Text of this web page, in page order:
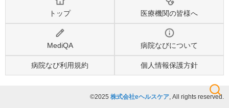
検索
トップ 医療機関の皆様へ
MediQA 病院なびについて
病院なび利用規約 個人情報保護方針
©2025 株式会社eヘルスケア, All rights reserved.